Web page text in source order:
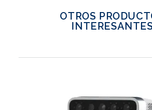
OTROS